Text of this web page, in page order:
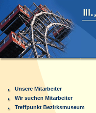
Unsere Mitarbeiter
Wir suchen Mitarbeiter
Treffpunkt Bezirksmuseum